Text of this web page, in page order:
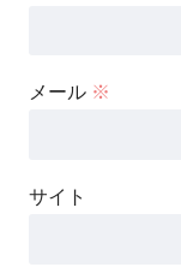
メール ※
サイト